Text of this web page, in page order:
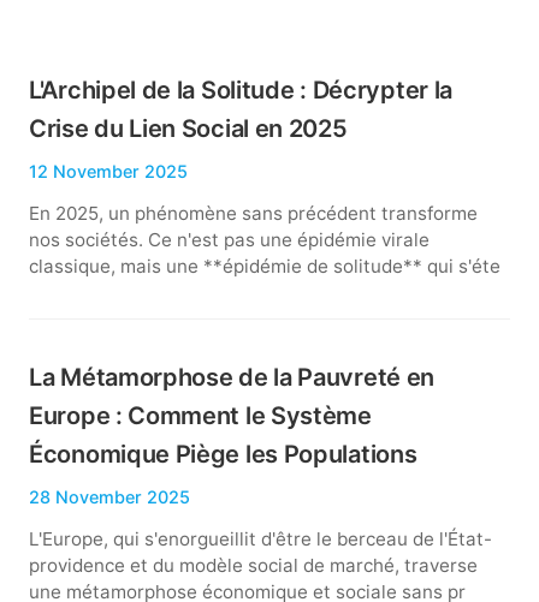
L'Archipel de la Solitude : Décrypter la
Crise du Lien Social en 2025
12 November 2025
En 2025, un phénomène sans précédent transforme
nos sociétés. Ce n'est pas une épidémie virale
classique, mais une **épidémie de solitude** qui s'éte
La Métamorphose de la Pauvreté en
Europe : Comment le Système
Économique Piège les Populations
28 November 2025
L'Europe, qui s'enorgueillit d'être le berceau de l'État-
providence et du modèle social de marché, traverse
une métamorphose économique et sociale sans pr